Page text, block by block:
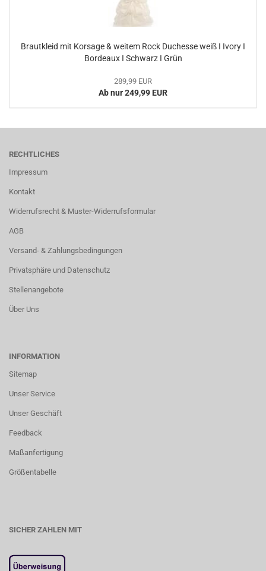
Brautkleid mit Korsage & weitem Rock Duchesse weiß I Ivory I
Bordeaux I Schwarz I Grün
289,99 EUR
Ab nur 249,99 EUR
RECHTLICHES
Impressum
Kontakt
Widerrufsrecht & Muster-Widerrufsformular
AGB
Versand- & Zahlungsbedingungen
Privatsphäre und Datenschutz
Stellenangebote
Über Uns
INFORMATION
Sitemap
Unser Service
Unser Geschäft
Feedback
Maßanfertigung
Größentabelle
SICHER ZAHLEN MIT